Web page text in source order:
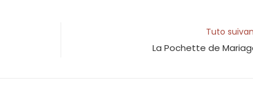
Tuto
La Pochette de